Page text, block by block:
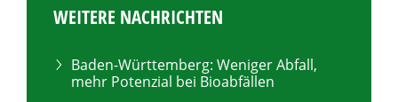
WEITERE NACHRICHTEN
Baden-Württemberg: Weniger Abfall,
mehr Potenzial bei Bioabfällen